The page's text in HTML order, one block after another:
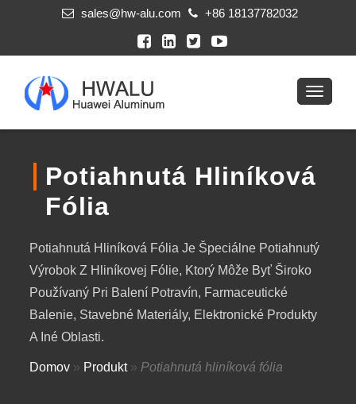
sales@hw-alu.com +86 18137782032
Potiahnutá Hliníková
Fólia
Potiahnutá Hliníková Fólia Je Špeciálne Potiahnutý
Výrobok Z Hliníkovej Fólie, Ktorý Môže Byť Široko
Používaný Pri Balení Potravín, Farmaceutické
Balenie, Stavebné Materiály, Elektronické Produkty
A Iné Oblasti.
Domov » Produkt» Potiahnutá hliníková fólia